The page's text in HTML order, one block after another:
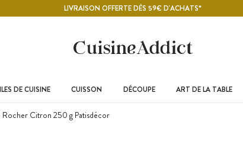
LIVRAISON OFFERTE DÈS 59€ D'ACHATS*
DE CUISINE CUISSON DÉCOUPE ART DE LA TABLE
Rocher Citron 250 g Patisdécor